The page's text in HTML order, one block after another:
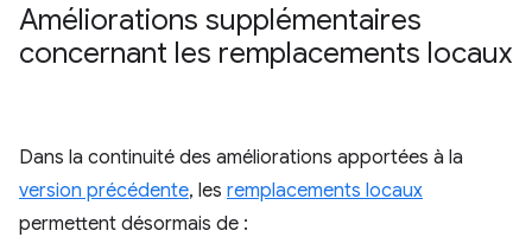
Améliorations supplémentaires
concernant les remplacements locaux
Dans la continuité des améliorations apportées à la
version précédente, les remplacements locaux
permettent désormais de :